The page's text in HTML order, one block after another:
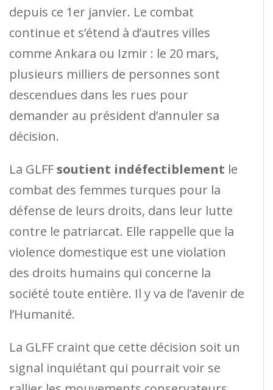
depuis ce 1er janvier. Le combat
continue et s’étend à d’autres villes
comme Ankara ou Izmir : le 20 mars,
plusieurs milliers de personnes sont
descendues dans les rues pour
demander au président d’annuler sa
décision.
La GLFFsoutient indéfectiblement le
combat des femmes turques pour la
défense de leurs droits, dans leur lutte
contre le patriarcat. Elle rappelle que la
violence domestique est une violation
des droits humains qui concerne la
société toute entière. Il y va de l’avenir de
l’Humanité.
La GLFF craint que cette décision soit un
signal inquiétant qui pourrait voir se